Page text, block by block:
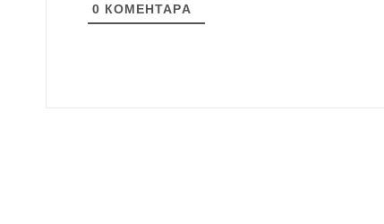
0 КОМЕНТАРA